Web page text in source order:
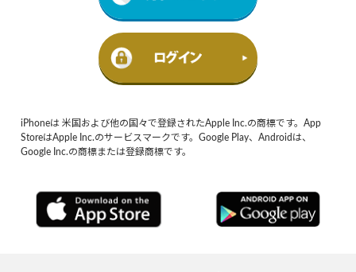
iPhoneは 米国および他の国々で登録されたApple Inc.の商標です。App
StoreはApple Inc.のサービスマークです。Google Play、Androidは、
Google Inc.の商標または登録商標です。